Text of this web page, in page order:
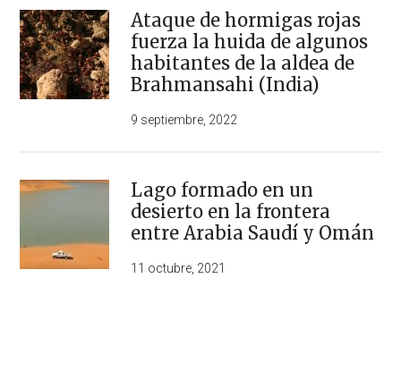
Ataque de hormigas rojas
fuerza la huida de algunos
habitantes de la aldea de
Brahmansahi (India)
9 septiembre, 2022
Lago formado en un
desierto en la frontera
entre Arabia Saudí y Omán
11 octubre, 2021